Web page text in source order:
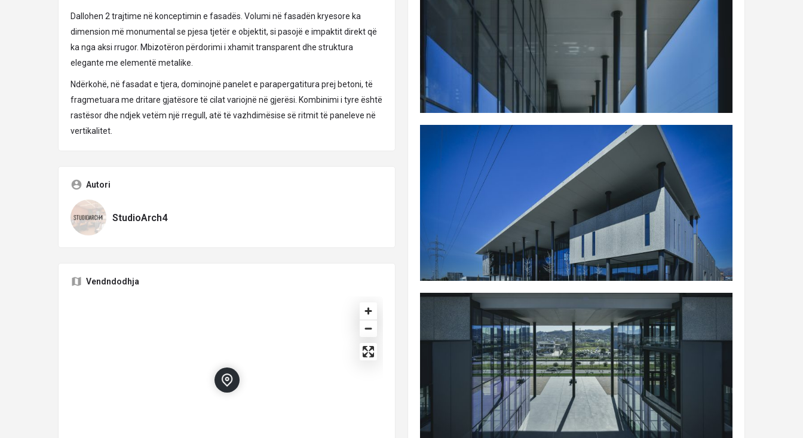
Dallohen 2 trajtime në konceptimin e fasadës. Volumi në fasadën kryesore ka
dimension më monumental se pjesa tjetër e objektit, si pasojë e impaktit direkt që
ka nga aksi rrugor. Mbizotëron përdorimi i xhamit transparent dhe struktura
elegante me elementë metalike.
Ndërkohë, në fasadat e tjera, dominojnë panelet e parapergatitura prej betoni, të
fragmetuara me dritare gjatësore të cilat variojnë në gjerësi. Kombinimi i tyre është
rastësor dhe ndjek vetëm një rregull, atë të vazhdimësise së ritmit të paneleve në
vertikalitet.
Autori
StudioArch4
Vendndodhja